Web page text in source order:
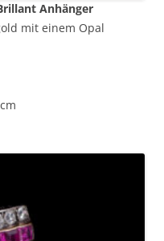
Anhänger
mit einem Opal